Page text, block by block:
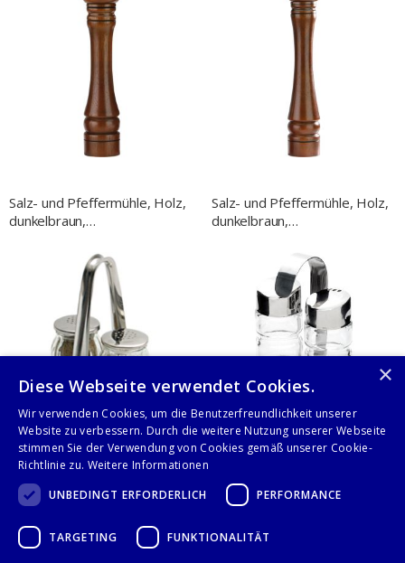
Salz- und Pfeffermühle, Holz,
dunkelbraun,
Salz- und Pfeffermühle, Holz,
dunkelbraun,
Menage 2-teilig, Salz/Pfeffer,
Höhe 145 mm
Menage 2-teilig, Salz/Pfeffer,
Höhe 115 mm
×
Diese Webseite verwendet Cookies.
Wir verwenden Cookies, um die Benutzerfreundlichkeit unserer
Website zu verbessern. Durch die weitere Nutzung unserer Webseite
stimmen Sie der Verwendung von Cookies gemäß unserer Cookie-
Richtlinie zu. Weitere Informationen
UNBEDINGT ERFORDERLICH
PERFORMANCE
TARGETING FUNKTIONALITÄT